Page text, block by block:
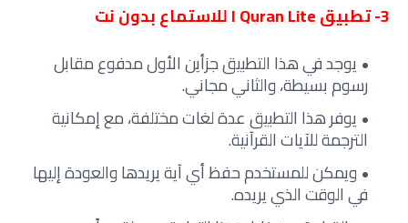
3- تطبيق I Quran Lite للاستماع بدون نت
يوجد في هذا التطبيق جزأين الأول مدفوع مقابل
رسوم بسيطة، والثاني مجاني.
يوفر هذا التطبيق عدة لغات مختلفة، مع إمكانية
الترجمة للآيات القرآنية.
ويمكن للمستخدم حفظ أي آية يريدها والعودة إليها
في الوقت الذي يريده.